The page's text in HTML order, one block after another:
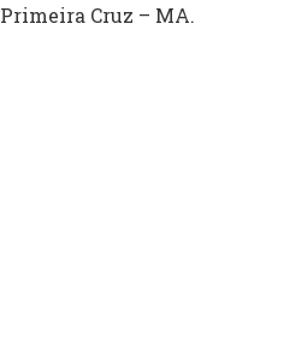
Primeira Cruz – MA.